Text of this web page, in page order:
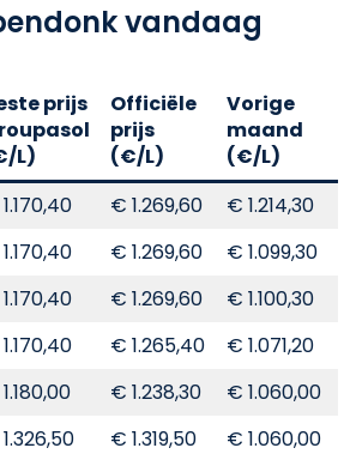
vandaag
prijs
L)
Officiële
prijs
(€/L)
Vorige
maand
(€/L)
€ 1.269,60 € 1.214,30
€ 1.269,60 € 1.099,30
€ 1.269,60 € 1.100,30
€ 1.265,40 € 1.071,20
€ 1.238,30 € 1.060,00
€ 1.319,50 € 1.060,00